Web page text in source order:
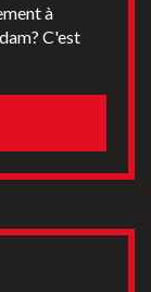
à
C'est